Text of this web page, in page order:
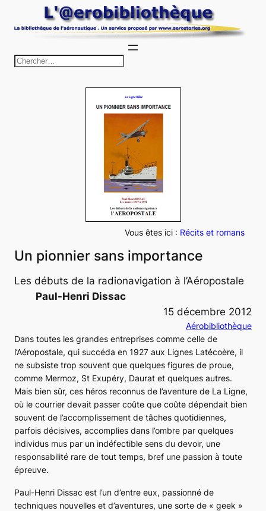
au
c
h
r
c
h
e
r
Vous êtes ici : Récits et romans
Un pionnier sans importance
Les débuts de la radionavigation à l’Aéropostale
Paul-Henri Dissac
15 décembre 2012
Aérobibliothèque
Dans toutes les grandes entreprises comme celle de
l’Aéropostale, qui succéda en 1927 aux Lignes Latécoère, il
ne subsiste trop souvent que quelques figures de proue,
comme Mermoz, St Exupéry, Daurat et quelques autres.
Mais bien sûr, ces héros reconnus de l’aventure de La Ligne,
où le courrier devait passer coûte que coûte dépendait bien
souvent de l’accomplissement de tâches quotidiennes,
parfois décisives, accomplies dans l’ombre par quelques
individus mus par un indéfectible sens du devoir, une
responsabilité rare de tout temps, bref une passion à toute
épreuve.
Paul-Henri Dissac est l’un d’entre eux, passionné de
techniques nouvelles et d’aventures, une sorte de « geek »